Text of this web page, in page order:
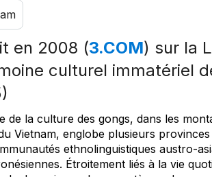
en 2008 (3.COM) sur la
culturel immatériel
de la culture des gongs, dans les
Vietnam, englobe plusieurs
ethnolinguistiques austro-
Étroitement liés à la vie